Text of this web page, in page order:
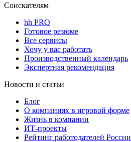
Соискателям
hh PRO
Готовое резюме
Все сервисы
Хочу у вас работать
Производственный календарь
Экспертная рекомендация
Новости и статьи
Блог
О компаниях в игровой форме
Жизнь в компании
ИТ-проекты
Рейтинг работодателей России